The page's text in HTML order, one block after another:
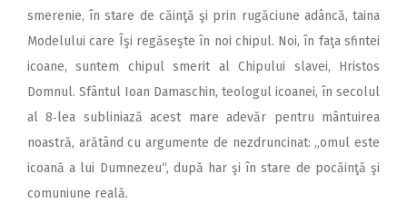
smerenie, în stare de căinţă şi prin rugăciune adâncă, taina
Modelului care Îşi regăseşte în noi chipul. Noi, în faţa sfintei
icoane, suntem chipul smerit al Chipului slavei, Hristos
Domnul. Sfântul Ioan Damaschin, teologul icoanei, în secolul
al 8‑lea subliniază acest mare adevăr pentru mântuirea
noastră, arătând cu argumente de nezdruncinat: „omul este
icoană a lui Dumnezeu“, după har şi în stare de pocăinţă şi
comuniune reală.